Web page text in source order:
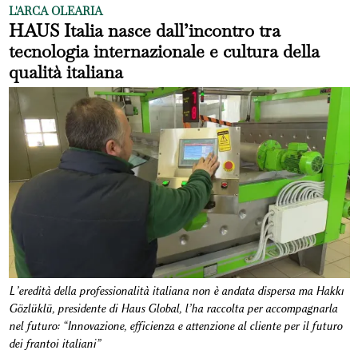
L'ARCA OLEARIA
HAUS Italia nasce dall’incontro tra
tecnologia internazionale e cultura della
qualità italiana
L’eredità della professionalità italiana non è andata dispersa ma Hakkı
Gözlüklü, presidente di Haus Global, l’ha raccolta per accompagnarla
nel futuro: “Innovazione, efficienza e attenzione al cliente per il futuro
dei frantoi italiani”